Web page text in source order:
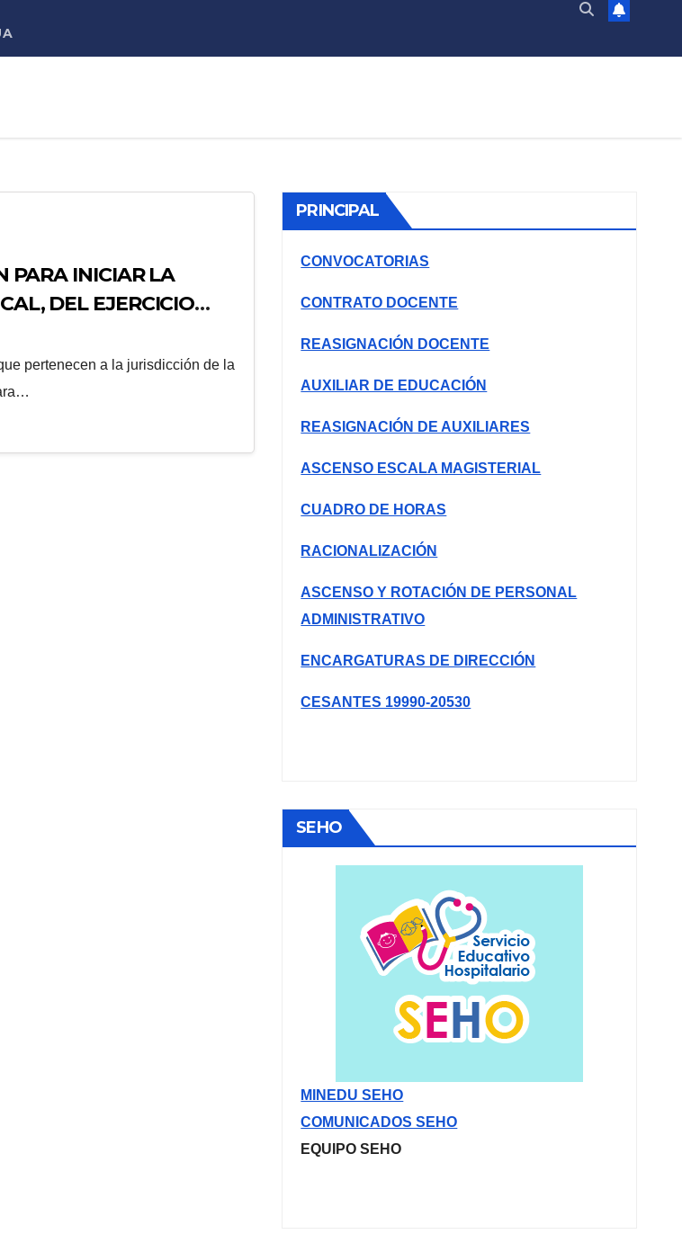
PARA INICIAR LA
DEL EJERCICIO
pertenecen a la jurisdicción de la
PRINCIPAL
CONVOCATORIAS
CONTRATO DOCENTE
REASIGNACIÓN DOCENTE
AUXILIAR DE EDUCACIÓN
REASIGNACIÓN DE AUXILIARES
ASCENSO ESCALA MAGISTERIAL
CUADRO DE HORAS
RACIONALIZACIÓN
ASCENSO Y ROTACIÓN DE PERSONAL
ADMINISTRATIVO
ENCARGATURAS DE DIRECCIÓN
CESANTES 19990-20530
SEHO
MINEDU SEHO
COMUNICADOS SEHO
EQUIPO SEHO